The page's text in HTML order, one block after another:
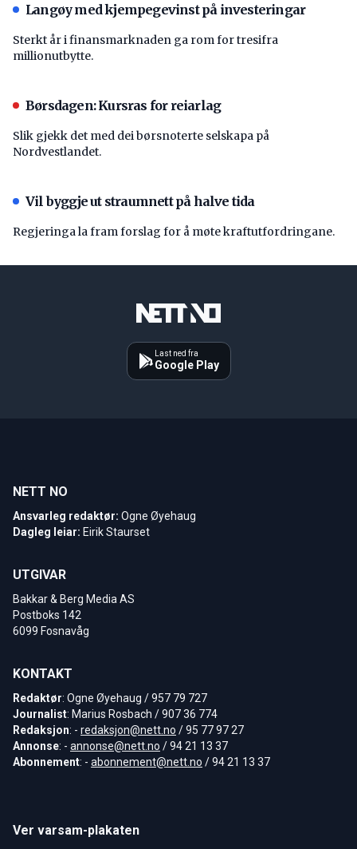
Langøy med kjempegevinst på investeringar
Sterkt år i finansmarknaden ga rom for tresifra
millionutbytte.
Børsdagen: Kursras for reiarlag
Slik gjekk det med dei børsnoterte selskapa på
Nordvestlandet.
Vil byggje ut straumnett på halve tida
Regjeringa la fram forslag for å møte kraftutfordringane.
Last ned fra
Google Play
NETT NO
Ansvarleg redaktør: Ogne Øyehaug
Dagleg leiar: Eirik Staurset
UTGIVAR
Bakkar & Berg Media AS
Postboks 142
6099 Fosnavåg
KONTAKT
Redaktør: Ogne Øyehaug / 957 79 727
Journalist: Marius Rosbach / 907 36 774
Redaksjon: - redaksjon@nett.no / 95 77 97 27
Annonse: - annonse@nett.no / 94 21 13 37
Abonnement: - abonnement@nett.no / 94 21 13 37
Ver varsam-plakaten